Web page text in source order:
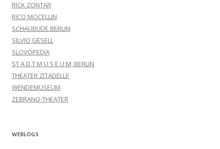
RICK ZONTAR
RICO MOCELLIN
SCHAUBUDE BERLIN
SILVIO GESELL
SLOVOPEDIA
ST A D T M U S E U M, BERLIN
THEATER ZITADELLE
WENDEMUSEUM
ZEBRANO-THEATER
WEBLOGS